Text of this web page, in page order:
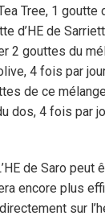
Tree, 1 goutte
d’HE de
2 gouttes du
4 fois par
de ce
dos, 4 fois par
de Saro peut
encore plus
sur